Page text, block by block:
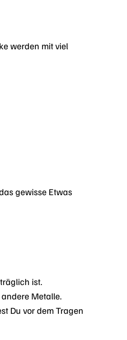
werden mit viel
gewisse Etwas
ist.
Metalle.
Du vor dem Tragen